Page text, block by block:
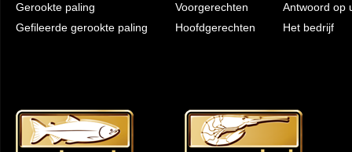
Gerookte paling
Gefileerde gerookte paling
Voorgerechten
Hoofdgerechten
Antwoord op
Het bedrijf